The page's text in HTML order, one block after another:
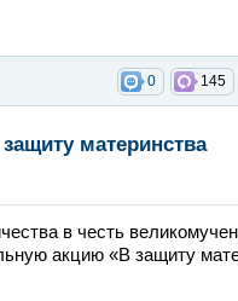
145
0
материнства
в честь
акцию «В защиту